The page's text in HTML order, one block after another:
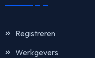
Registreren
Werkgevers